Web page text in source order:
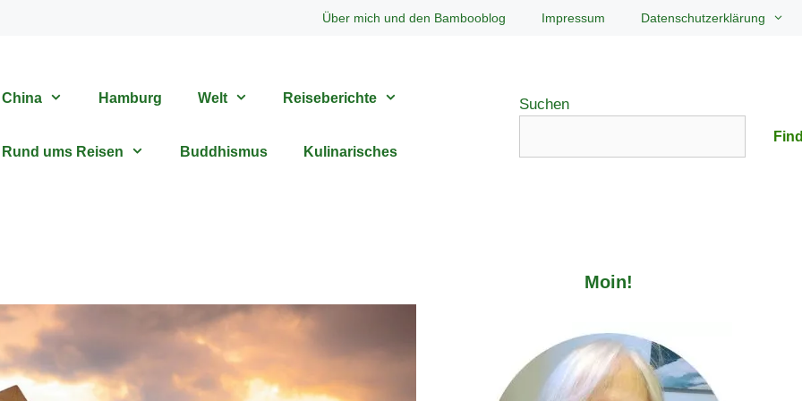
Über mich und den Bambooblog Impressum Datenschutzerklärung
China Hamburg Welt Reiseberichte
Rund ums Reisen Buddhismus Kulinarisches
Suchen
Moin!